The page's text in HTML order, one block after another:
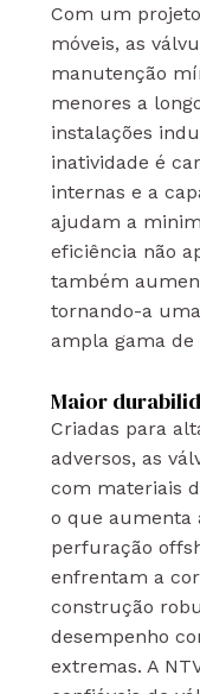
Com um
móveis, as
manutenção
menores a
instalações
inatividade é
internas e a
ajudam a
eficiência não
também
tornando-a
ampla gama de
Maior
Criadas para
adversos, as
com materiais
o que aumenta
perfuração
enfrentam a
construção
desempenho
extremas. A